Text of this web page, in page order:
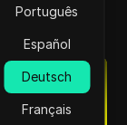
Português
Español
Deutsch
Français
auf TikTok